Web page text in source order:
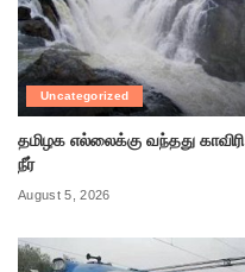
Uncategorized
தமிழக எல்லைக்கு வந்தது காவிரி
நீர்
August 5, 2026